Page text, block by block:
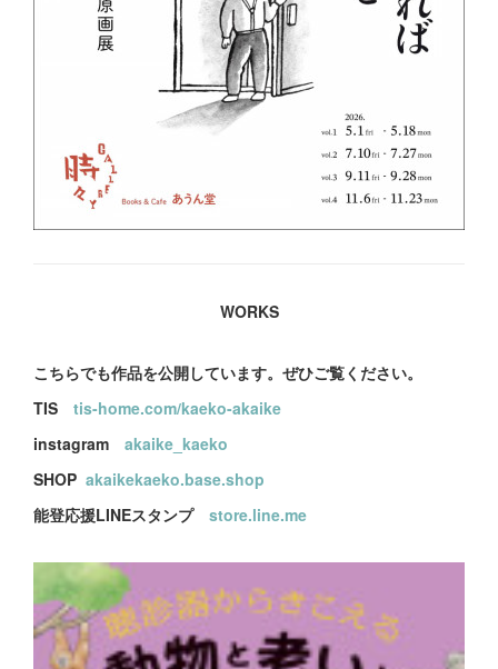
WORKS
こちらでも作品を公開しています。ぜひご覧ください。
TIS tis-home.com/kaeko-akaike
instagram
akaike_kaeko
SHOP akaikekaeko.base.shop
能登応援LINEスタンプ store.line.me